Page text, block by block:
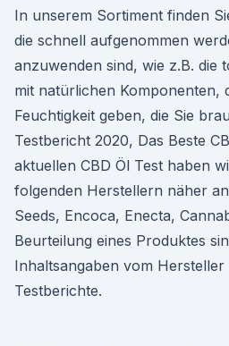
In unserem Sortiment finden
die schnell aufgenommen
anzuwenden sind, wie z.B. die
mit natürlichen Komponenten,
Feuchtigkeit geben, die Sie
Testbericht 2020, Das Beste
aktuellen CBD Öl Test haben
folgenden Herstellern näher
Seeds, Encoca, Enecta,
Beurteilung eines Produktes
Inhaltsangaben vom
Testberichte.